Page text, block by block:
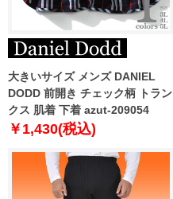
大きいサイズ メンズ DANIEL
DODD 前開き チェック柄 トラン
クス 肌着 下着 azut-209054
￥1,430(税込)